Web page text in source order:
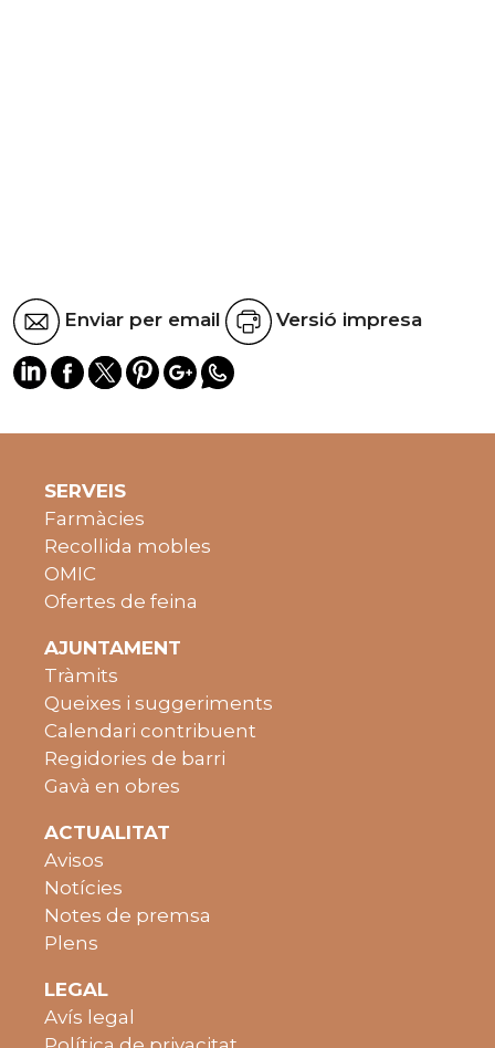
Enviar per email Versió impresa
SERVEIS
Farmàcies
Recollida mobles
OMIC
Ofertes de feina
AJUNTAMENT
Tràmits
Queixes i suggeriments
Calendari contribuent
Regidories de barri
Gavà en obres
ACTUALITAT
Avisos
Notícies
Notes de premsa
Plens
LEGAL
Avís legal